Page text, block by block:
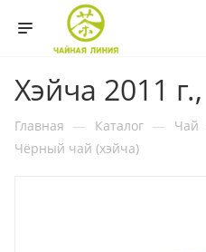
Хэйча 2011
Главная — Каталог — Чай
Чёрный чай (хэйча)